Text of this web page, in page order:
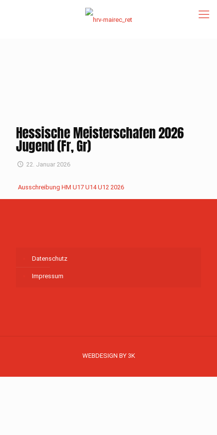
Hessische Meisterschafen 2026
Jugend (Fr, Gr)
22. Januar 2026
Ausschreibung HM U17 U14 U12 2026
Datenschutz
Impressum
WEBDESIGN BY 3K